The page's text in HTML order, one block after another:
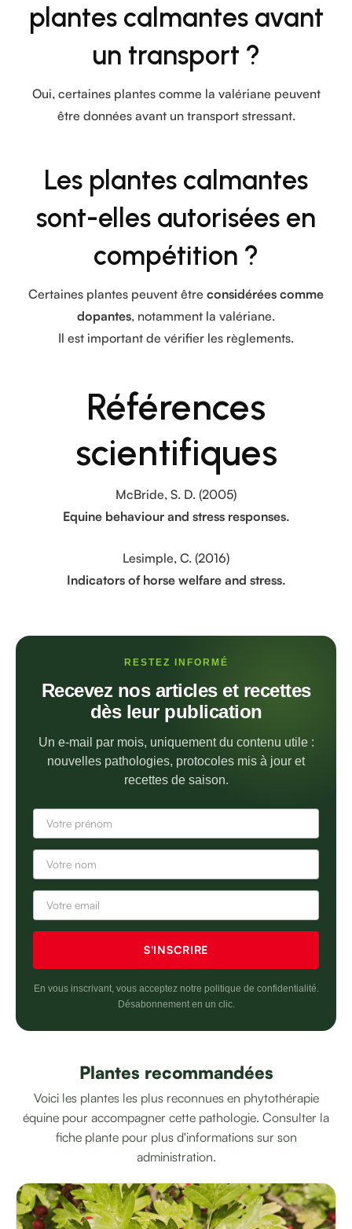
plantes calmantes avant
un transport ?
Oui, certaines plantes comme la valériane peuvent
être données avant un transport stressant.
Les plantes calmantes
sont-elles autorisées en
compétition ?
Certaines plantes peuvent être considérées comme
dopantes, notamment la valériane.
Il est important de vérifier les règlements.
Références
scientifiques
McBride, S. D. (2005)
Equine behaviour and stress responses.
Lesimple, C. (2016)
Indicators of horse welfare and stress.
RESTEZ INFORMÉ
Recevez nos articles et recettes
dès leur publication
Un e-mail par mois, uniquement du contenu utile :
nouvelles pathologies, protocoles mis à jour et
recettes de saison.
En vous inscrivant, vous acceptez notre politique de confidentialité.
Désabonnement en un clic.
Plantes recommandées
Voici les plantes les plus reconnues en phytothérapie
équine pour accompagner cette pathologie. Consulter la
fiche plante pour plus d'informations sur son
administration.